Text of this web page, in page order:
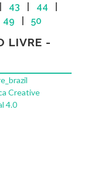
43 44
49 50
LIVRE -
Creative
4.0